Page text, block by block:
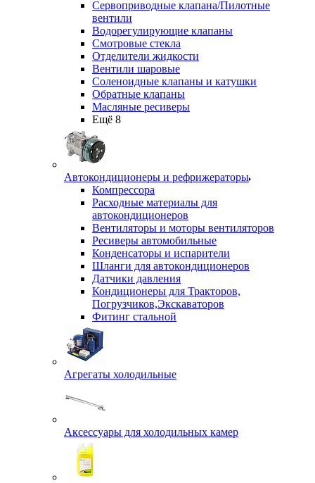
Сервоприводные клапана/Пилотные
вентили
Водорегулирующие клапаны
Смотровые стекла
Отделители жидкости
Вентили шаровые
Соленоидные клапаны и катушки
Обратные клапаны
Масляные ресиверы
Ещё 8
Автокондиционеры и рефрижераторы
Компрессора
Расходные материалы для
автокондиционеров
Вентиляторы и моторы вентиляторов
Ресиверы автомобильные
Конденсаторы и испарители
Шланги для автокондиционеров
Датчики давления
Кондиционеры для Тракторов,
Погрузчиков,Экскаваторов
Фитинг стальной
Агрегаты холодильные
Аксессуары для холодильных камер